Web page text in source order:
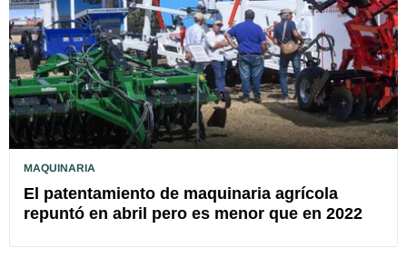
MAQUINARIA
El patentamiento de maquinaria agrícola
repuntó en abril pero es menor que en 2022